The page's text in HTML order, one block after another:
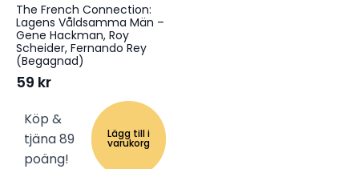
The French Connection:
Lagens Våldsamma Män –
Gene Hackman, Roy
Scheider, Fernando Rey
(Begagnad)
59 kr
Köp &
tjäna 89
poäng!
Lägg till i
varukorg